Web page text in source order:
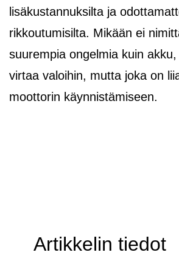
lisäkustannuksilta ja
rikkoutumisilta. Mikään ei
suurempia ongelmia kuin
virtaa valoihin, mutta joka on
moottorin käynnistämiseen.
Artikkelin tiedot